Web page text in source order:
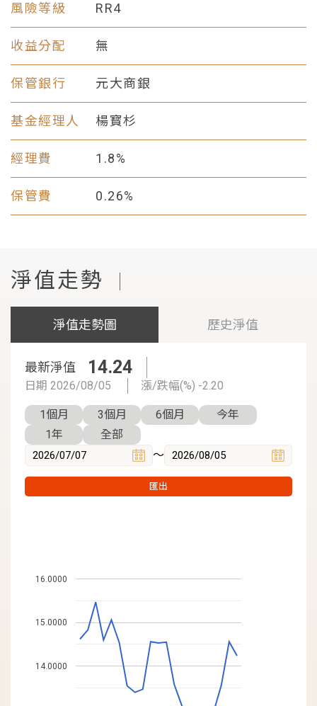
風險等級 RR4
收益分配 無
保管銀行 元大商銀
基金經理人 楊寳杉
經理費 1.8%
保管費 0.26%
淨值走勢 |
淨值走勢圖 歷史淨值
最新淨值 14.24
日期 2026/08/05 漲/跌幅(%) -2.20
1個月 3個月 6個月
今年
1年
全部
～
匯出
14.0000
15.0000
16.0000